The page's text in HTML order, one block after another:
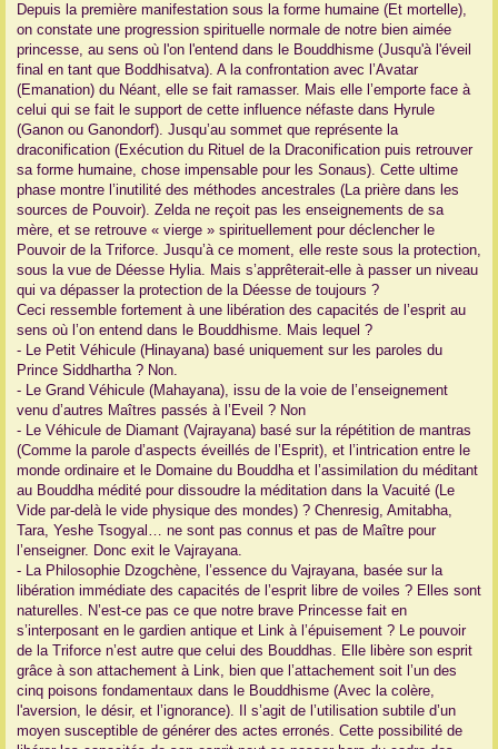
a
g
Depuis la première manifestation sous la forme humaine (Et mortelle),
on constate une progression spirituelle normale de notre bien aimée
princesse, au sens où l'on l'entend dans le Bouddhisme (Jusqu'à l'éveil
final en tant que Boddhisatva). A la confrontation avec l’Avatar
(Emanation) du Néant, elle se fait ramasser. Mais elle l’emporte face à
celui qui se fait le support de cette influence néfaste dans Hyrule
(Ganon ou Ganondorf). Jusqu’au sommet que représente la
draconification (Exécution du Rituel de la Draconification puis retrouver
sa forme humaine, chose impensable pour les Sonaus). Cette ultime
phase montre l’inutilité des méthodes ancestrales (La prière dans les
sources de Pouvoir). Zelda ne reçoit pas les enseignements de sa
mère, et se retrouve « vierge » spirituellement pour déclencher le
Pouvoir de la Triforce. Jusqu’à ce moment, elle reste sous la protection,
sous la vue de Déesse Hylia. Mais s’apprêterait-elle à passer un niveau
qui va dépasser la protection de la Déesse de toujours ?
Ceci ressemble fortement à une libération des capacités de l’esprit au
sens où l’on entend dans le Bouddhisme. Mais lequel ?
- Le Petit Véhicule (Hinayana) basé uniquement sur les paroles du
Prince Siddhartha ? Non.
- Le Grand Véhicule (Mahayana), issu de la voie de l’enseignement
venu d’autres Maîtres passés à l’Eveil ? Non
- Le Véhicule de Diamant (Vajrayana) basé sur la répétition de mantras
(Comme la parole d’aspects éveillés de l’Esprit), et l’intrication entre le
monde ordinaire et le Domaine du Bouddha et l’assimilation du méditant
au Bouddha médité pour dissoudre la méditation dans la Vacuité (Le
Vide par-delà le vide physique des mondes) ? Chenresig, Amitabha,
Tara, Yeshe Tsogyal… ne sont pas connus et pas de Maître pour
l’enseigner. Donc exit le Vajrayana.
- La Philosophie Dzogchène, l’essence du Vajrayana, basée sur la
libération immédiate des capacités de l’esprit libre de voiles ? Elles sont
naturelles. N’est-ce pas ce que notre brave Princesse fait en
s’interposant en le gardien antique et Link à l’épuisement ? Le pouvoir
de la Triforce n’est autre que celui des Bouddhas. Elle libère son esprit
grâce à son attachement à Link, bien que l’attachement soit l’un des
cinq poisons fondamentaux dans le Bouddhisme (Avec la colère,
l'aversion, le désir, et l’ignorance). Il s’agit de l’utilisation subtile d’un
moyen susceptible de générer des actes erronés. Cette possibilité de